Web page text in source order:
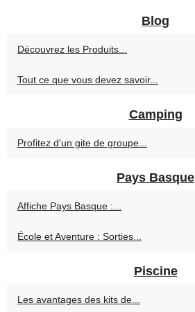
Blog
Découvrez les Produits...
Tout ce que vous devez savoir...
Camping
Profitez d'un gite de groupe...
Pays Basque
Affiche Pays Basque :...
École et Aventure : Sorties...
Piscine
Les avantages des kits de...